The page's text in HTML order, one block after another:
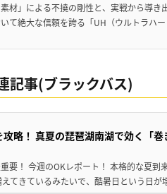
素材」による不撓の剛性と、実戦から導
て絶大な信頼を誇る「UH（ウルトラハ
記事(ブラックバス)
略！ 真夏の琵琶湖南湖で効く「
要！ 今週のOKレポート！ 本格的な夏
てきているみたいで、酷暑日という日